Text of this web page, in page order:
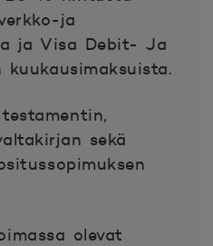
ja
ja Visa Debit- Ja
testamentin,
sekä
olevat